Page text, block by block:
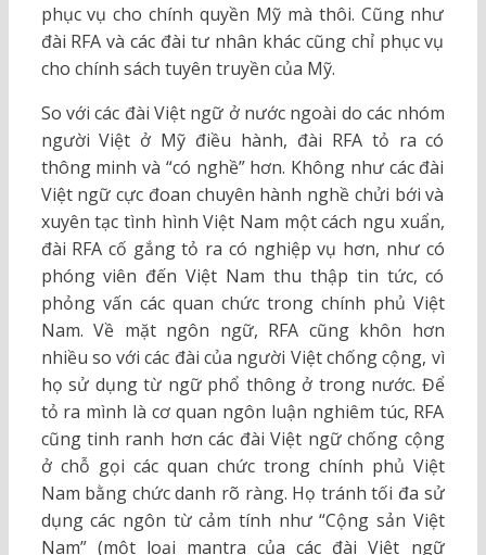
phục vụ cho chính quyền Mỹ mà thôi. Cũng như
đài RFA và các đài tư nhân khác cũng chỉ phục vụ
cho chính sách tuyên truyền của Mỹ.
So với các đài Việt ngữ ở nước ngoài do các nhóm
người Việt ở Mỹ điều hành, đài RFA tỏ ra có
thông minh và “có nghề” hơn. Không như các đài
Việt ngữ cực đoan chuyên hành nghề chửi bới và
xuyên tạc tình hình Việt Nam một cách ngu xuẩn,
đài RFA cố gắng tỏ ra có nghiệp vụ hơn, như có
phóng viên đến Việt Nam thu thập tin tức, có
phỏng vấn các quan chức trong chính phủ Việt
Nam. Về mặt ngôn ngữ, RFA cũng khôn hơn
nhiều so với các đài của người Việt chống cộng, vì
họ sử dụng từ ngữ phổ thông ở trong nước. Để
tỏ ra mình là cơ quan ngôn luận nghiêm túc, RFA
cũng tinh ranh hơn các đài Việt ngữ chống cộng
ở chỗ gọi các quan chức trong chính phủ Việt
Nam bằng chức danh rõ ràng. Họ tránh tối đa sử
dụng các ngôn từ cảm tính như “Cộng sản Việt
Nam” (một loại mantra của các đài Việt ngữ